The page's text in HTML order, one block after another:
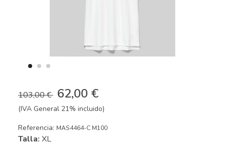
103,00 € 62,00 €
(IVA General 21% incluido)
Referencia: MAS4464-C M100
Talla: XL